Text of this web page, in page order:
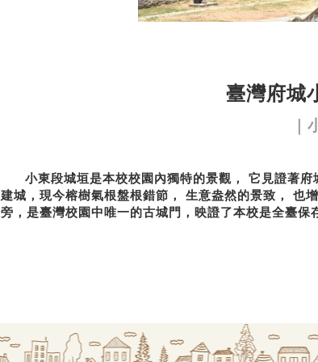
臺灣府城
｜
小東段城垣是本校校園內獨特的景觀， 它見證著府
建城，現今榕樹氣根盤根錯節， 生意盎然的景致， 也
旁，是臺灣校園中唯一的古城門，映證了本校是全臺保